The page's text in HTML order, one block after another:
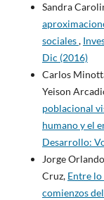
Sandra
sociales,
Dic (2016)
Carlos
Yeison
poblacional
humano y el
Desarrollo:
Jorge
Cruz, Entre
comienzos